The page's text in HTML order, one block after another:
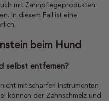
mit Zahnpflegeprodukten
In diesem Fall ist eine
beim Hund
selbst entfernen?
mit scharfen Instrumenten
können der Zahnschmelz und